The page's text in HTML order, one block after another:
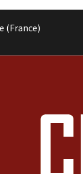
(France)